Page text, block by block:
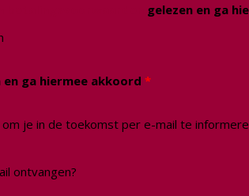
gelezen en ga
en ga hiermee akkoord *
je in de toekomst per e-mail te
ontvangen?